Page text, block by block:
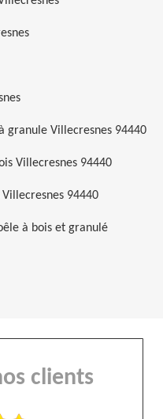
granule Villecresnes 94440
Villecresnes 94440
94440
à bois et granulé
clients